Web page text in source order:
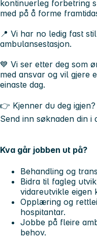
kontinuerleg forbetring
med på å forme
📍 Vi har no ledig fast
ambulansestasjon.
💙 Vi ser etter deg som
med ansvar og vil gjere
einaste dag.
👉 Kjenner du deg
Send inn søknaden din i
Kva går jobben ut på?
Behandling og
Bidra til fagleg
vidareutvikle eigen
Opplæring og
hospitantar.
Jobbe på fleire
behov.